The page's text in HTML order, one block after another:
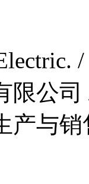
限公
产与销